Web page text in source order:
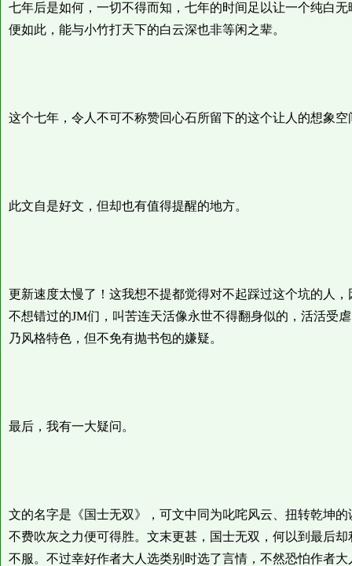
七年后是如何，一切不得而知，七年的时间足以让一个纯白
便如此，能与小竹打天下的白云深也非等闲之辈。
这个七年，令人不可不称赞回心石所留下的这个让人的想象
此文自是好文，但却也有值得提醒的地方。
更新速度太慢了！这我想不提都觉得对不起踩过这个坑的人
不想错过的JM们，叫苦连天活像永世不得翻身似的，活活受
乃风格特色，但不免有抛书包的嫌疑。
最后，我有一大疑问。
文的名字是《国士无双》，可文中同为叱咤风云、扭转乾坤
不费吹灰之力便可得胜。文末更甚，国士无双，何以到最后
不服。不过幸好作者大人选类别时选了言情，不然恐怕作者